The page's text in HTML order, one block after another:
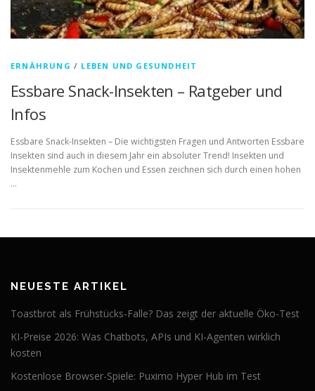
ERNÄHRUNG / LEBEN UND GESUNDHEIT
Essbare Snack-Insekten – Ratgeber und
Infos
Essbare Snack-Insekten – Die wichtigsten Fragen und Antworten Essbare
Insekten sind auch in diesem Jahr ein absoluter Trend! Insekten und
Insektenmehle zum Kochen und Essen zeichnen sich durch einen hohen
…
NEUESTE ARTIKEL
Toastbrot als Frühstücks-Falle? Das zeigt der aktuelle Öko-Test
KI-Preise 2026: Was Chatbots, APIs und KI-Agenten wirklich
kosten
Kostenlose Browser-Spiele: Puximo Hyper Hub im Test